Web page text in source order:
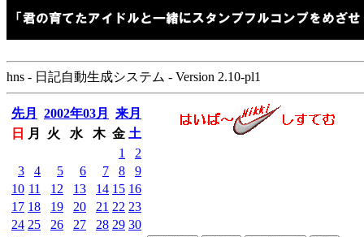
hns - 日記自動生成システム - Version 2.10-pl1
先月 2002年03月
来月
日
月 火 水 木 金 土
1
2
3
4 5 6 7 8
9
10 11 12 13 14 15 16
17 18 19 20 21 22 23
24 25 26 27 28 29 30